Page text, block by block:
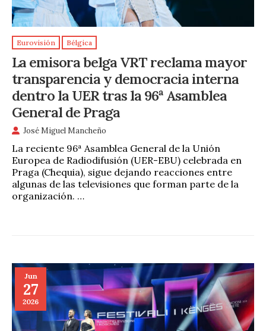
Eurovisión Bélgica
La emisora belga VRT reclama mayor
transparencia y democracia interna
dentro la UER tras la 96ª Asamblea
General de Praga
José Miguel Mancheño
La reciente 96ª Asamblea General de la Unión
Europea de Radiodifusión (UER-EBU) celebrada en
Praga (Chequia), sigue dejando reacciones entre
algunas de las televisiones que forman parte de la
organización. …
Jun
27
2026